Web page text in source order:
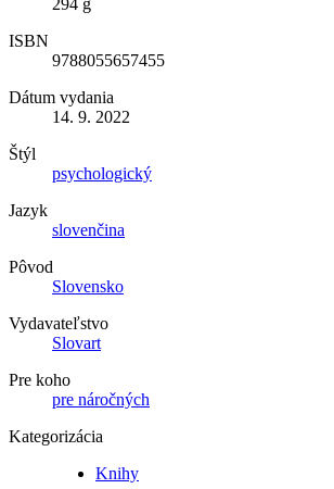
ISBN
9788055657455
Dátum vydania
14. 9. 2022
Štýl
psychologický
Jazyk
slovenčina
Pôvod
Slovensko
Vydavateľstvo
Slovart
Pre koho
pre náročných
Kategorizácia
Knihy